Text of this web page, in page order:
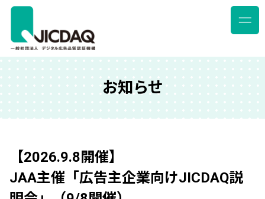
お知らせ
【2026.9.8開催】
JAA主催「広告主企業向けJICDAQ説